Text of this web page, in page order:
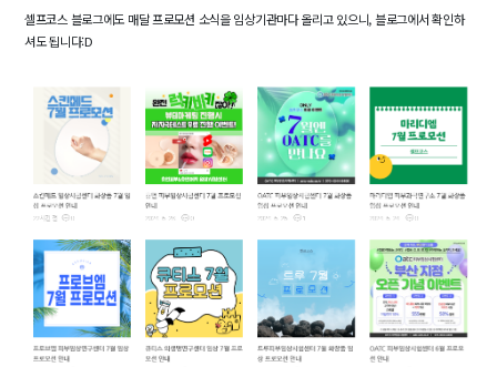
셀프코스 블로그에도 매달 프로모션 소식을 임상기관마다 올리고 있으니, 블로그에서 확인하
셔도 됩니다:D